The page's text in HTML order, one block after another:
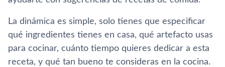
La dinámica es simple, solo tienes que especificar
qué ingredientes tienes en casa, qué artefacto usas
para cocinar, cuánto tiempo quieres dedicar a esta
receta, y qué tan bueno te consideras en la cocina.